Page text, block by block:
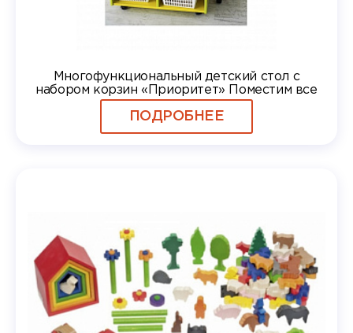
Многофункциональный детский стол с
набором корзин «Приоритет» Поместим все
ПОДРОБНЕЕ